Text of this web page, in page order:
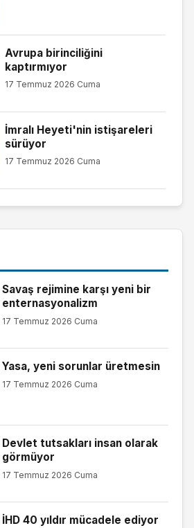
Avrupa birinciliğini
kaptırmıyor
17 Temmuz 2026 Cuma
İmralı Heyeti'nin istişareleri
sürüyor
17 Temmuz 2026 Cuma
Savaş rejimine karşı yeni bir
enternasyonalizm
17 Temmuz 2026 Cuma
Yasa, yeni sorunlar üretmesin
17 Temmuz 2026 Cuma
Devlet tutsakları insan olarak
görmüyor
17 Temmuz 2026 Cuma
İHD 40 yıldır mücadele ediyor